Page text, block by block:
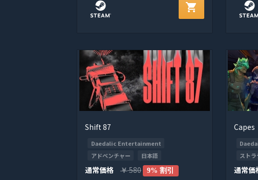
shopping_cart
Shift 87
Daedalic Entertainment
アドベンチャー
日本語
通常価格 ￥580 9% 割引
Capes
スト
通常価